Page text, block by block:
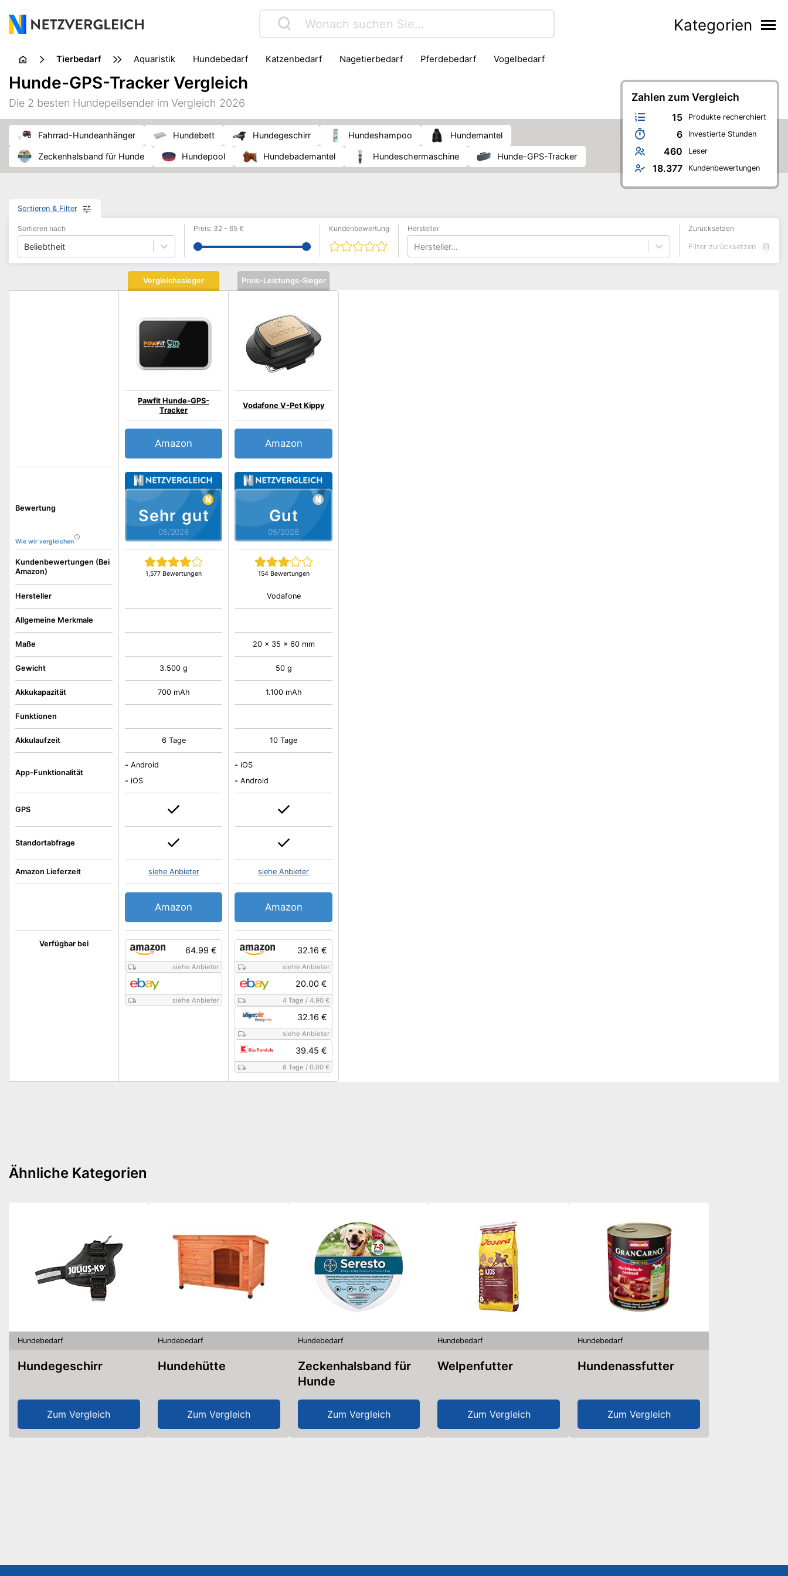
Kategorien
Tierbedarf Aquaristik Hundebedarf Katzenbedarf Nagetierbedarf Pferdebedarf Vogelbedarf
Zahlen zum Vergleich
15 Produkte recherchiert
6 Investierte Stunden
460 Leser
18.377 Kundenbewertungen
Hunde-GPS-Tracker Vergleich
Die 2 besten Hundepeilsender im Vergleich 2026
Fahrrad-Hundeanhänger Hundebett Hundegeschirr Hundeshampoo Hundemantel
Zeckenhalsband für Hunde Hundepool Hundebademantel Hundeschermaschine Hunde-GPS-Tracker
Sortieren & Filter
Sortieren nach
Beliebtheit
Preis: 32 - 65 € Kundenbewertung Hersteller
Hersteller...
Zurücksetzen
Filter zurücksetzen
Bewertung
Wie wir vergleichen
Kundenbewertungen (Bei
Amazon)
Verfügbar bei
Hersteller
Allgemeine Merkmale
Maße
Gewicht
Akkukapazität
Funktionen
Akkulaufzeit
App-Funktionalität
GPS
Standortabfrage
Amazon Lieferzeit
Vergleichssieger
Sehr gut
05/2026
Pawfit Hunde-GPS-
Tracker
1,577 Bewertungen
Amazon
64.99 €
siehe Anbieter
siehe Anbieter
3.500 g
700 mAh
6 Tage
- Android
- iOS
siehe Anbieter
Amazon
Preis-Leistungs-Sieger
Gut
05/2026
Vodafone V-Pet Kippy
154 Bewertungen
Amazon
32.16 €
siehe Anbieter
20.00 €
4 Tage /4.90 €
32.16 €
siehe Anbieter
39.45 €
8 Tage /0.00 €
Vodafone
20 x 35 x 60 mm
50 g
1.100 mAh
10 Tage
- iOS
- Android
siehe Anbieter
Amazon
Ähnliche Kategorien
Hundebedarf
Hundegeschirr
Zum Vergleich
Hundebedarf
Hundehütte
Zum Vergleich
Hundebedarf
Zeckenhalsband für
Hunde
Zum Vergleich
Hundebedarf
Welpenfutter
Zum Vergleich
Hundebedarf
Hundenassfutter
Zum Vergleich